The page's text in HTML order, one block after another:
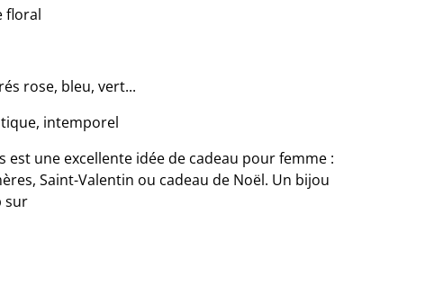
floral
rose, bleu, vert...
intemporel
est une excellente idée de cadeau pour femme :
Saint-Valentin ou cadeau de Noël. Un bijou
sur